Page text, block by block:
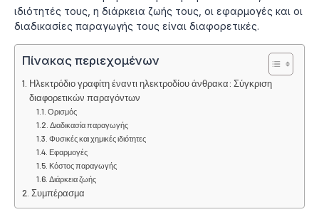
ιδιότητές τους, η διάρκεια ζωής τους, οι εφαρμογές και οι
διαδικασίες παραγωγής τους είναι διαφορετικές.
Πίνακας περιεχομένων
Ηλεκτρόδιο γραφίτη έναντι ηλεκτροδίου άνθρακα: Σύγκριση
διαφορετικών παραγόντων
Ορισμός
Διαδικασία παραγωγής
Φυσικές και χημικές ιδιότητες
Εφαρμογές
Κόστος παραγωγής
Διάρκεια ζωής
Συμπέρασμα